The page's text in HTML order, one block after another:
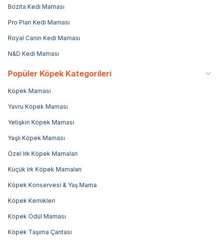
Bozita Kedi Maması
Pro Plan Kedi Maması
Royal Canin Kedi Maması
N&D Kedi Maması
Popüler Köpek Kategorileri
Köpek Maması
Yavru Köpek Maması
Yetişkin Köpek Maması
Yaşlı Köpek Maması
Özel Irk Köpek Mamaları
Küçük Irk Köpek Mamaları
Köpek Konservesi & Yaş Mama
Köpek Kemikleri
Köpek Ödül Maması
Köpek Taşıma Çantası